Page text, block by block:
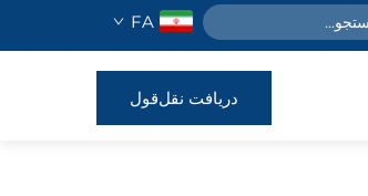
FA
دریافت نقل‌قول